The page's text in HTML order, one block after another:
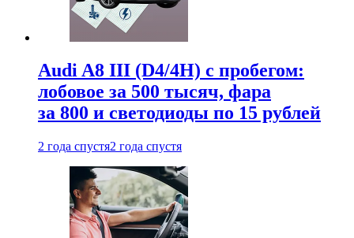
Audi A8 III (D4/4H) c пробегом:
лобовое за 500 тысяч, фара
за 800 и светодиоды по 15 рублей
2 года спустя2 года спустя